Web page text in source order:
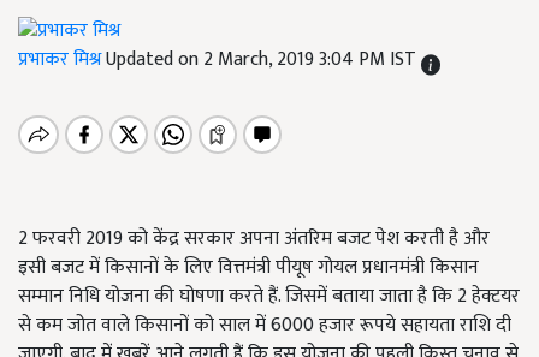
प्रभाकर मिश्रUpdated on 2 March, 2019 3:04 PM IST
2 फरवरी 2019 को केंद्र सरकार अपना अंतरिम बजट पेश करती है और
इसी बजट में किसानों के लिए वित्तमंत्री पीयूष गोयल प्रधानमंत्री किसान
सम्मान निधि योजना की घोषणा करते हैं. जिसमें बताया जाता है कि 2 हेक्टयर
से कम जोत वाले किसानों को साल में 6000 हजार रूपये सहायता राशि दी